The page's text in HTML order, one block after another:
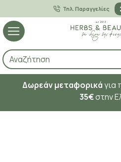
Τηλ. Παραγγελίες
Δωρεάν μεταφορικάγια
35€στην